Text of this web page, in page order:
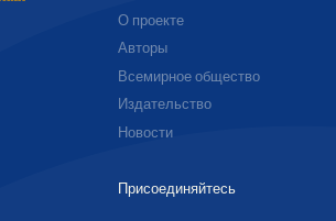
О проекте
Авторы
Всемирное общество
Издательство
Новости
Присоединяйтесь